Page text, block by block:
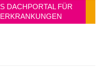
DACHPORTAL FÜR